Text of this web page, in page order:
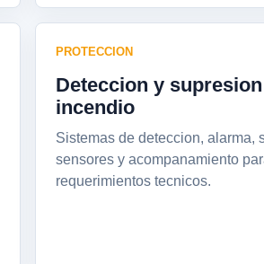
PROTECCION
Deteccion y
incendio
Sistemas de deteccion, alarma,
sensores y acompanamiento
requerimientos tecnicos.